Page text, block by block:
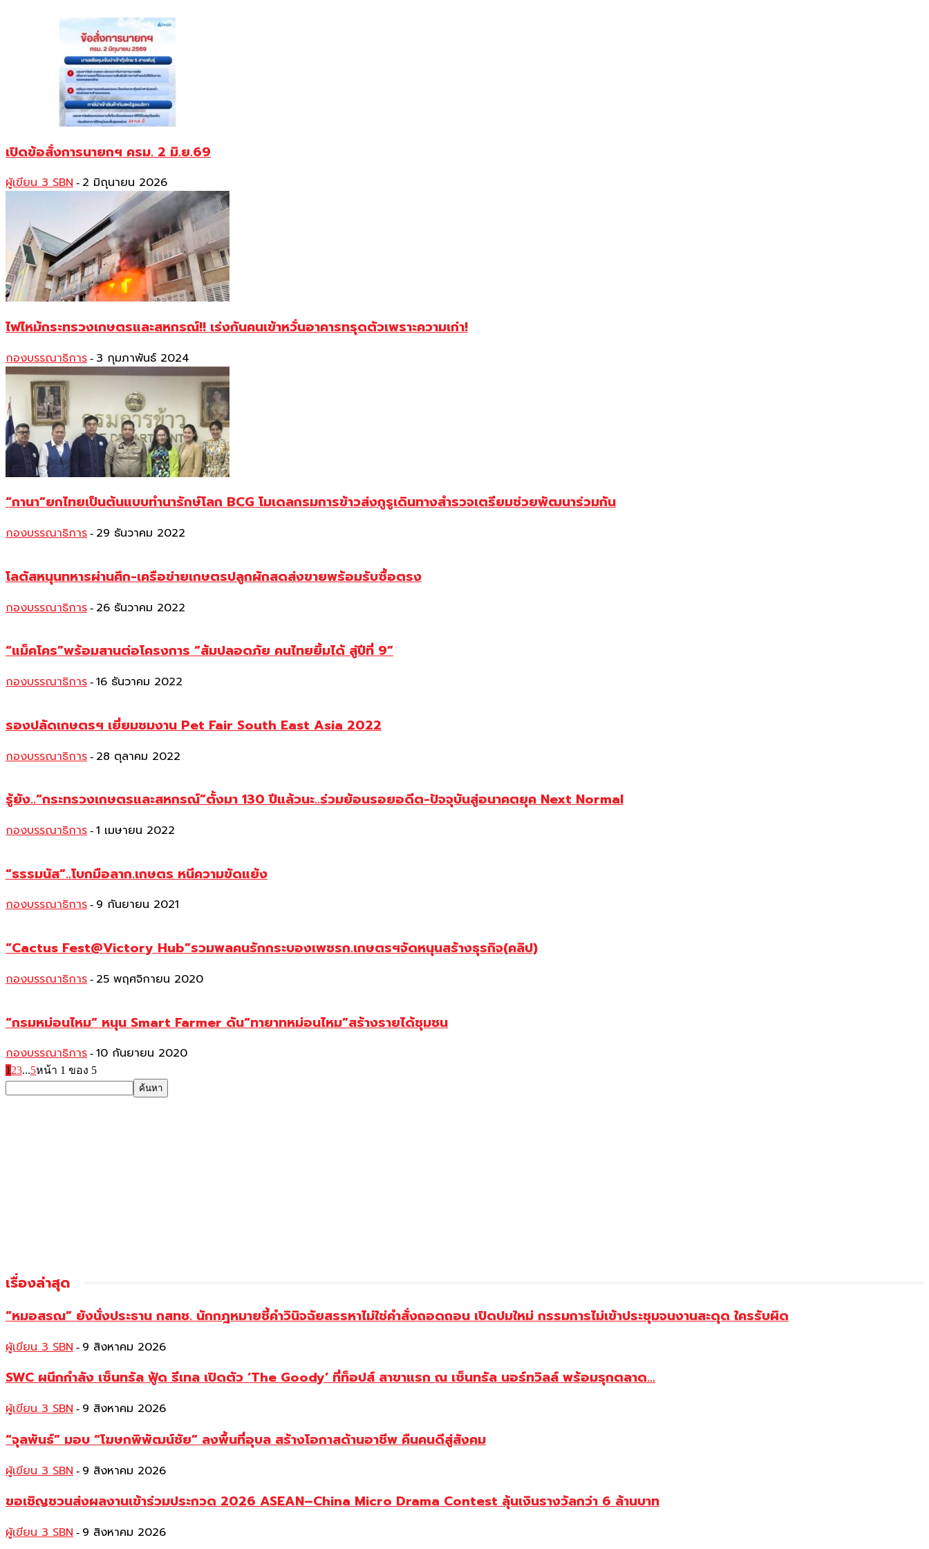
เปิดข้อสั่งการนายกฯ ครม. 2 มิ.ย.69
ผู้เขียน 3 SBN - 2 มิถุนายน 2026
ไฟไหม้กระทรวงเกษตรและสหกรณ์!! เร่งกันคนเข้าหวั่นอาคารทรุดตัวเพราะความเก่า!
กองบรรณาธิการ - 3 กุมภาพันธ์ 2024
“กานา”ยกไทยเป็นต้นแบบทำนารักษ์โลก BCG โมเดลกรมการข้าวส่งกูรูเดินทางสำรวจเตรียมช่วยพัฒนาร่วมกัน
กองบรรณาธิการ - 29 ธันวาคม 2022
โลตัสหนุนทหารผ่านศึก-เครือข่ายเกษตรปลูกผักสดส่งขายพร้อมรับซื้อตรง
กองบรรณาธิการ - 26 ธันวาคม 2022
“แม็คโคร”พร้อมสานต่อโครงการ “ส้มปลอดภัย คนไทยยิ้มได้ สู่ปีที่ 9”
กองบรรณาธิการ - 16 ธันวาคม 2022
รองปลัดเกษตรฯ เยี่ยมชมงาน Pet Fair South East Asia 2022
กองบรรณาธิการ - 28 ตุลาคม 2022
รู้ยัง..“กระทรวงเกษตรและสหกรณ์”ตั้งมา 130 ปีแล้วนะ..ร่วมย้อนรอยอดีต-ปัจจุบันสู่อนาคตยุค Next Normal
กองบรรณาธิการ - 1 เมษายน 2022
“ธรรมนัส”..โบกมือลาก.เกษตร หนีความขัดแย้ง
กองบรรณาธิการ - 9 กันยายน 2021
“Cactus Fest@Victory Hub”รวมพลคนรักกระบองเพชรก.เกษตรฯจัดหนุนสร้างธุรกิจ(คลิป)
กองบรรณาธิการ - 25 พฤศจิกายน 2020
“กรมหม่อนไหม” หนุน Smart Farmer ดัน“ทายาทหม่อนไหม”สร้างรายได้ชุมชน
กองบรรณาธิการ - 10 กันยายน 2020
1 23...5หน้า 1 ของ 5
เรื่องล่าสุด
“หมอสรณ” ยังนั่งประธาน กสทช. นักกฎหมายชี้คำวินิจฉัยสรรหาไม่ใช่คำสั่งถอดถอน เปิดปมใหม่ กรรมการไม่เข้าประชุมจนงานสะดุด ใครรับผิด
ผู้เขียน 3 SBN - 9 สิงหาคม 2026
SWC ผนึกกำลัง เซ็นทรัล ฟู้ด รีเทล เปิดตัว ‘The Goody’ ที่ท็อปส์ สาขาแรก ณ เซ็นทรัล นอร์ทวิลล์ พร้อมรุกตลาด...
ผู้เขียน 3 SBN - 9 สิงหาคม 2026
“จุลพันธ์” มอบ “โฆษกพิพัฒน์ชัย” ลงพื้นที่อุบล สร้างโอกาสด้านอาชีพ คืนคนดีสู่สังคม
ผู้เขียน 3 SBN - 9 สิงหาคม 2026
ขอเชิญชวนส่งผลงานเข้าร่วมประกวด 2026 ASEAN–China Micro Drama Contest ลุ้นเงินรางวัลกว่า 6 ล้านบาท
ผู้เขียน 3 SBN - 9 สิงหาคม 2026